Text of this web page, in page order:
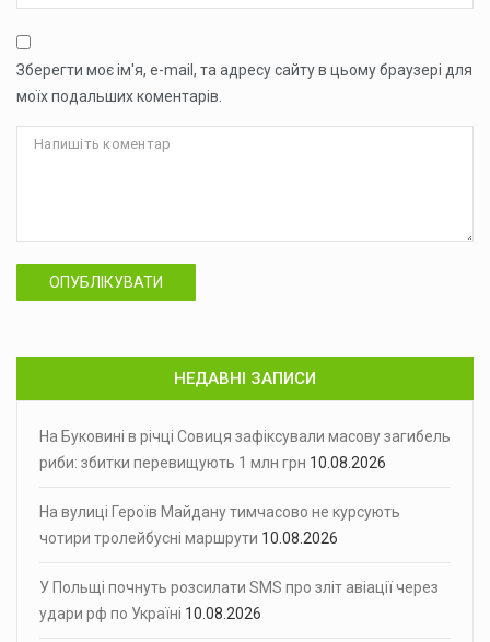
Зберегти моє ім'я, e-mail, та адресу сайту в цьому браузері для
моїх подальших коментарів.
ОПУБЛІКУВАТИ
НЕДАВНІ ЗАПИСИ
На Буковині в річці Совиця зафіксували масову загибель
риби: збитки перевищують 1 млн грн 10.08.2026
На вулиці Героїв Майдану тимчасово не курсують
чотири тролейбусні маршрути 10.08.2026
У Польщі почнуть розсилати SMS про зліт авіації через
удари рф по Україні 10.08.2026